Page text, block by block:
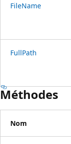
FileName
FullPath
Méthodes
Nom